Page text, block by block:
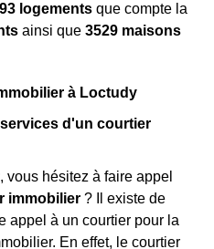
logements que compte la
ainsi que 3529 maisons
à Loctudy
d'un courtier
, vous hésitez à faire appel
immobilier ? Il existe de
appel à un courtier pour la
En effet, le courtier